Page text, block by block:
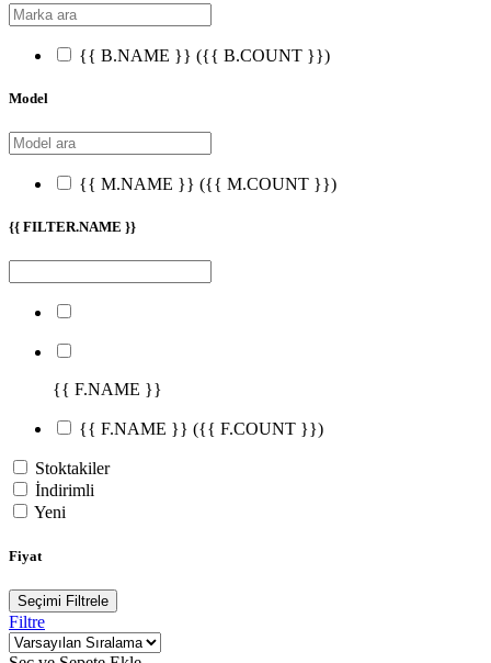
{{ B.NAME }} ({{ B.COUNT }})
Model
{{ M.NAME }} ({{ M.COUNT }})
{{ FILTER.NAME }}
{{ F.NAME }}
{{ F.NAME }} ({{ F.COUNT }})
Stoktakiler
İndirimli
Yeni
Fiyat
Seçimi Filtrele
Filtre